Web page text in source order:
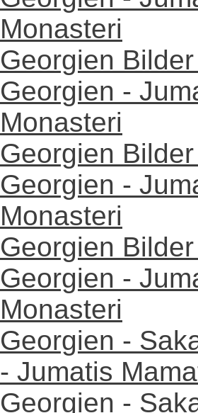
Monasteri
Georgien
Georgien -
Monasteri
Georgien
Georgien -
Monasteri
Georgien
Georgien -
Monasteri
Georgien -
- Jumatis
Georgien -